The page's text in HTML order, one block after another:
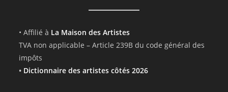
• Affilié à La Maison des Artistes
TVA non applicable – Article 239B du code général des
impôts
• Dictionnaire des artistes côtés 2026